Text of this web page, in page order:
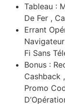
Tableau :
De Fer ,
Errant
Fi Sans
Bonus :
Cashback
Promo